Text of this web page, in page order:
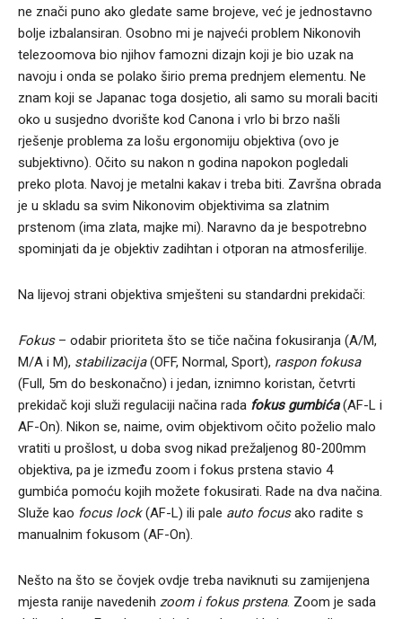
ne znači puno ako gledate same brojeve, već je jednostavno
bolje izbalansiran. Osobno mi je najveći problem Nikonovih
telezoomova bio njihov famozni dizajn koji je bio uzak na
navoju i onda se polako širio prema prednjem elementu. Ne
znam koji se Japanac toga dosjetio, ali samo su morali baciti
oko u susjedno dvorište kod Canona i vrlo bi brzo našli
rješenje problema za lošu ergonomiju objektiva (ovo je
subjektivno). Očito su nakon n godina napokon pogledali
preko plota. Navoj je metalni kakav i treba biti. Završna obrada
je u skladu sa svim Nikonovim objektivima sa zlatnim
prstenom (ima zlata, majke mi). Naravno da je bespotrebno
spominjati da je objektiv zadihtan i otporan na atmosferilije.
Na lijevoj strani objektiva smješteni su standardni prekidači:
Fokus– odabir prioriteta što se tiče načina fokusiranja (A/M,
M/A i M), stabilizacija(OFF, Normal, Sport), raspon fokusa
(Full, 5m do beskonačno) i jedan, iznimno koristan, četvrti
prekidač koji služi regulaciji načina rada fokus gumbića(AF-L i
AF-On). Nikon se, naime, ovim objektivom očito poželio malo
vratiti u prošlost, u doba svog nikad prežaljenog 80-200mm
objektiva, pa je između zoom i fokus prstena stavio 4
gumbića pomoću kojih možete fokusirati. Rade na dva načina.
Služe kao focus lock(AF-L) ili pale auto focusako radite s
manualnim fokusom (AF-On).
Nešto na što se čovjek ovdje treba naviknuti su zamijenjena
mjesta ranije navedenih zoom i fokus prstena. Zoom je sada